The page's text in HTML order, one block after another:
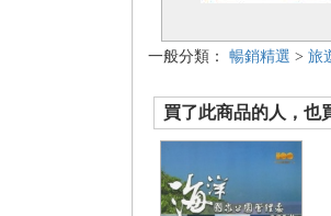
一般分類： 暢銷精選 > 旅
買了此商品的人，也